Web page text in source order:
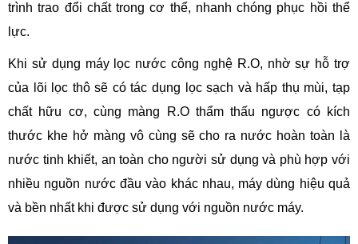
trình trao đổi chất trong cơ thể, nhanh chóng phục hồi thể
lực.
Khi sử dụng máy lọc nước công nghệ R.O, nhờ sự hỗ trợ
của lõi lọc thô sẽ có tác dụng lọc sạch và hấp thụ mùi, tạp
chất hữu cơ, cùng màng R.O thẩm thấu ngược có kích
thước khe hở màng vô cùng sẽ cho ra nước hoàn toàn là
nước tinh khiết, an toàn cho người sử dụng và phù hợp với
nhiều nguồn nước đầu vào khác nhau, máy dùng hiệu quả
và bền nhất khi được sử dụng với nguồn nước máy.